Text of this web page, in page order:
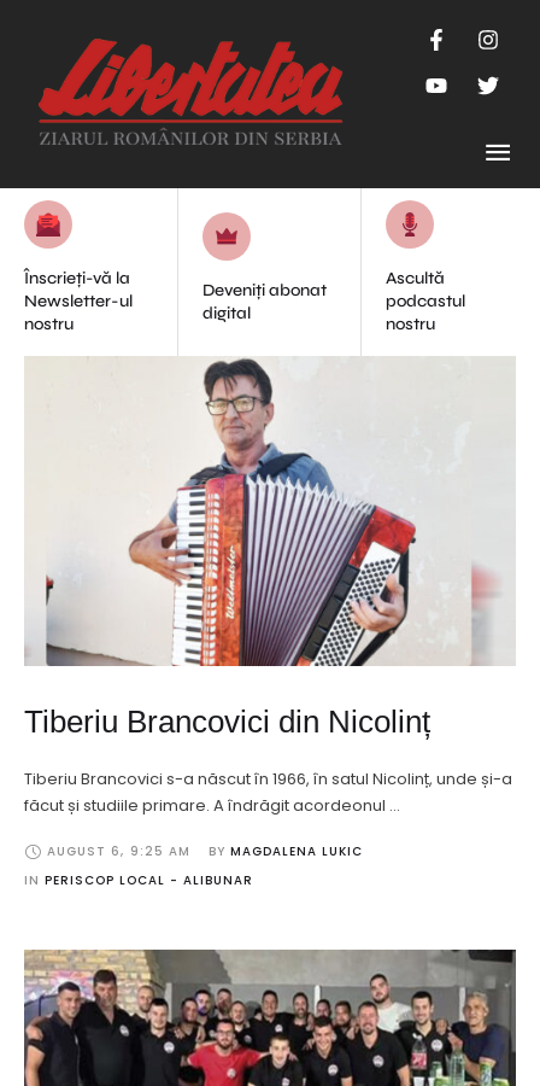
Înscrieți-vă la
Newsletter-ul
nostru
Deveniți abonat
digital
Ascultă
podcastul
nostru
Tiberiu Brancovici din Nicolinț
Tiberiu Brancovici s-a născut în 1966, în satul Nicolinț, unde și-a
făcut și studiile primare. A îndrăgit acordeonul …
AUGUST 6, 9:25 AM BY MAGDALENA LUKIC
IN PERISCOP LOCAL - ALIBUNAR